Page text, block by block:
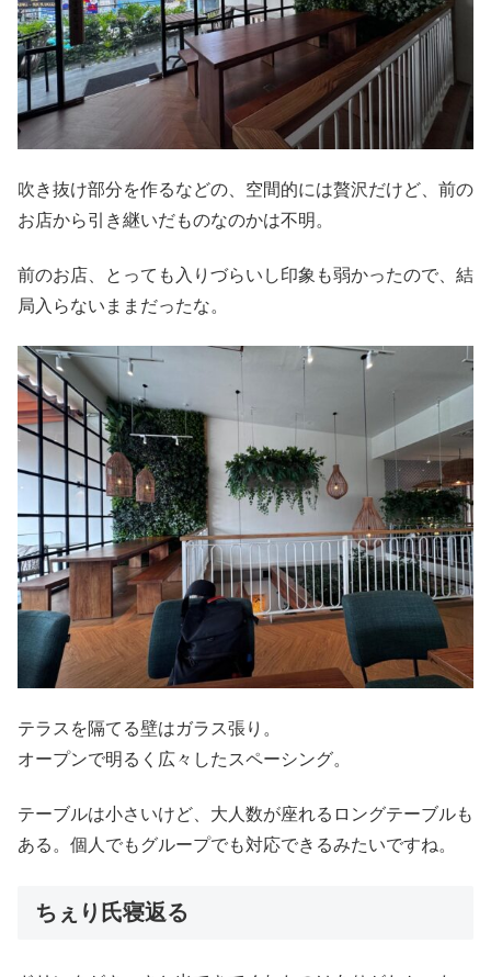
吹き抜け部分を作るなどの、空間的には贅沢だけど、前の
お店から引き継いだものなのかは不明。
前のお店、とっても入りづらいし印象も弱かったので、結
局入らないままだったな。
テラスを隔てる壁はガラス張り。
オープンで明るく広々したスペーシング。
テーブルは小さいけど、大人数が座れるロングテーブルも
ある。個人でもグループでも対応できるみたいですね。
ちぇり氏寝返る